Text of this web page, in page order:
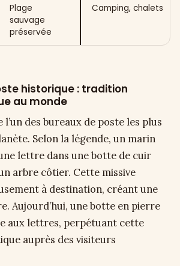
Plage
sauvage
préservée
Camping, chalets
historique : tradition
au monde
l’un des bureaux de poste les plus
Selon la légende, un marin
lettre dans une botte de cuir
arbre côtier. Cette missive
à destination, créant une
Aujourd’hui, une botte en pierre
aux lettres, perpétuant cette
auprès des visiteurs